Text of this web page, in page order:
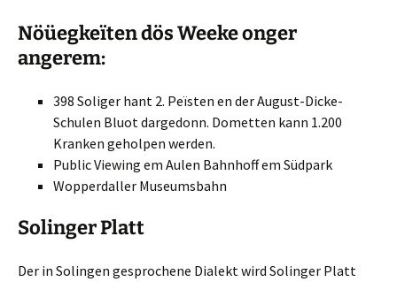
Nöüegkeïten dös Weeke onger
angerem:
398 Soliger hant 2. Peïsten en der August-Dicke-
Schulen Bluot dargedonn. Dometten kann 1.200
Kranken geholpen werden.
Public Viewing em Aulen Bahnhoff em Südpark
Wopperdaller Museumsbahn
Solinger Platt
Der in Solingen gesprochene Dialekt wird Solinger Platt